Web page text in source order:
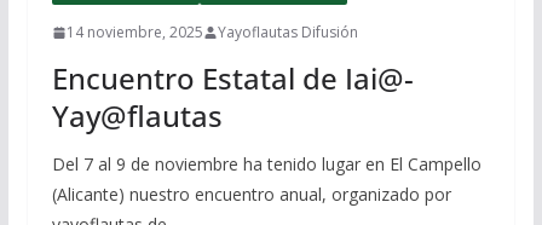
14 noviembre, 2025 Yayoflautas Difusión
Encuentro Estatal de Iai@-
Yay@flautas
Del 7 al 9 de noviembre ha tenido lugar en El Campello
(Alicante) nuestro encuentro anual, organizado por